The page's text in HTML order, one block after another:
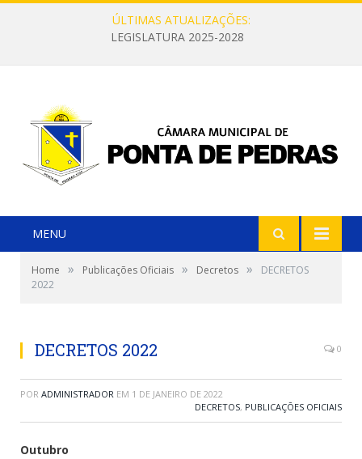
ÚLTIMAS ATUALIZAÇÕES:
LEGISLATURA 2025-2028
MENU
Home » Publicações Oficiais » Decretos »
DECRETOS
2022
DECRETOS 2022 0
POR ADMINISTRADOR EM 1 DE JANEIRO DE 2022
DECRETOS, PUBLICAÇÕES OFICIAIS
Outubro